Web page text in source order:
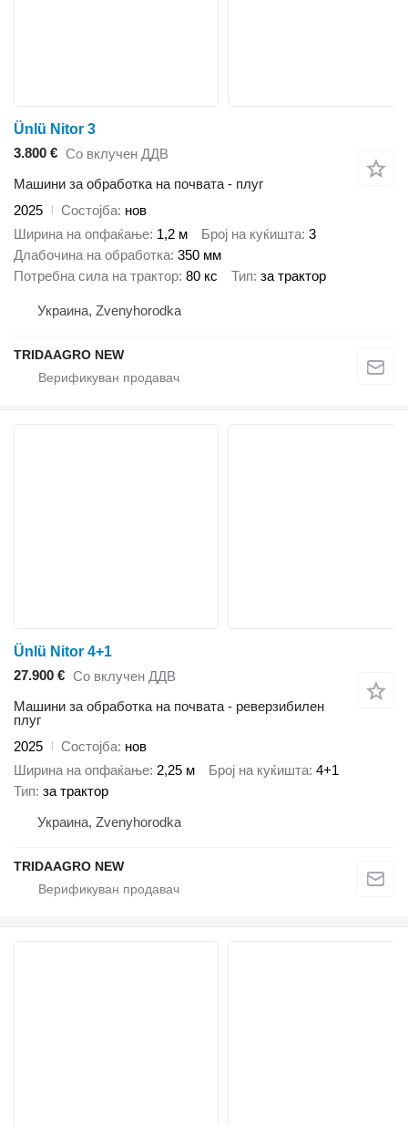
Ünlü Nitor 3
3.800 € Со вклучен ДДВ
Машини за обработка на почвата - плуг
2025
Состојба нов
Ширина на опфаќање 1,2 м Број на куќишта 3
Длабочина на обработка 350 мм
Потребна сила на трактор 80 кс Тип за трактор
Украина, Zvenyhorodka
TRIDAAGRO NEW
Ünlü Nitor 4+1
27.900 € Со вклучен ДДВ
Машини за обработка на почвата - реверзибилен
плуг
2025
Состојба нов
Ширина на опфаќање 2,25 м Број на куќишта 4+1
Тип за трактор
Украина, Zvenyhorodka
TRIDAAGRO NEW